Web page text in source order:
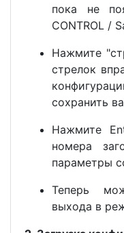
пока не
CONTROL /
Нажмите
стрелок
сохранить
Нажмите
номера
параметры
Теперь
выхода в